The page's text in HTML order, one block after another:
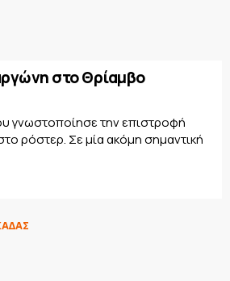
στο Θρίαμβο
γνωστοποίησε την επιστροφή
ρόστερ. Σε μία ακόμη σημαντική